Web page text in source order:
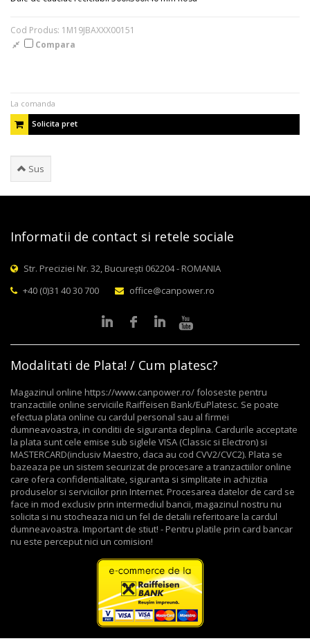
Cod Produs: 1M19JBAXXX00151
Compara
La comanda
Solicita pret
Sus
Informatii de contact si retele sociale
Str. Preciziei Nr. 32, București 062204 - ROMANIA
+40 (0)31 40 30 700
office@canpower.ro
Modalitati de Plata! / Cum platesc?
Magazinul online https://www.canpower.ro/ foloseste pentru
tranzactiile online serviciile Raiffeisen Bank/EuPlatesc. Se poate
efectua plata online cu cardul personal sau al firmei
dumneavoastra, in conditii de siguranta deplina. Cardurile acceptate
la plata sunt cele emise sub siglele VISA (Classic si Electron) si
MASTERCARD(inclusiv Maestro, daca au cod CVV2/CVC2). Plata se
bazeaza pe un sistem securizat de procesare a tranzactiilor online
care ofera confidentialitate, siguranta si simplitate in achizitia
produselor si serviciilor prin Internet. Procesarea datelor de card se
face in mod exclusiv prin intermediul bancii, magazinul nostru nu
solicita si nu stocheaza nici un fel de detalii referitoare la cardul
dumneavoastra. Important de stiut! - Pentru platile prin card bancar
nu este perceput nici un comision!